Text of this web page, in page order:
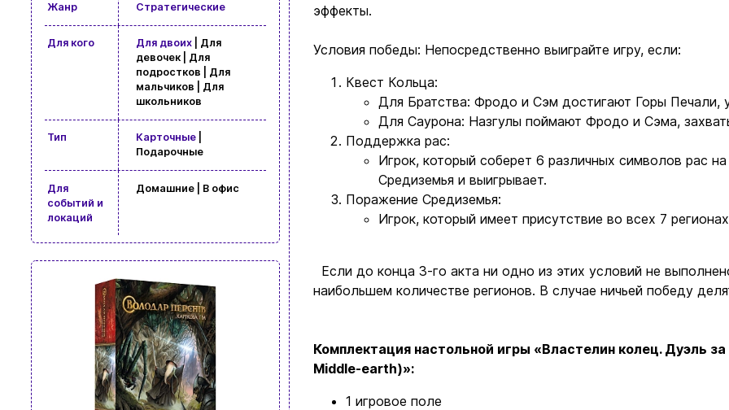
Жанр Стратегические
Для кого Для двоих| Для
девочек | Для
подростков | Для
мальчиков | Для
школьников
Тип Карточные|
Подарочные
Для
событий и
локаций
Домашние | В офис
эффекты.
Условия победы: Непосредственно выиграйте игру, если:
Квест Кольца:
Для Братства: Фродо и Сэм достигают Горы Печали,
Для Саурона: Назгулы поймают Фродо и Сэма,
Поддержка рас:
Игрок, который соберет 6 различных символов рас
Средиземья и выигрывает.
Поражение Средиземья:
Игрок, который имеет присутствие во всех 7
Если до конца 3-го акта ни одно из этих условий не
наибольшем количестве регионов. В случае ничьей победу
Комплектация настольной игры «Властелин колец. Дуэль
Middle-earth)»:
1 игровое поле
Ввойти
Доставка и оплата
Новости и статьи
Возврат и обмен товаров
Контакты
Ваша корзина сейчас пуста
Просмотрите ассортимент нашего магазина и вы
найдете что-нибудь интересное